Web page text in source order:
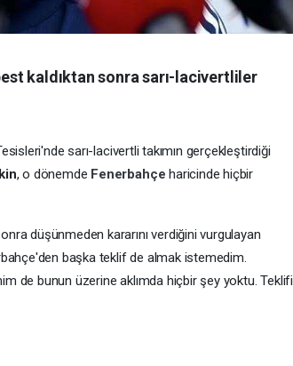
kaldıktan sonra sarı-lacivertliler
sarı-lacivertli takımın gerçekleştirdiği
, o dönemde Fenerbahçeharicinde hiçbir
düşünmeden kararını verdiğini vurgulayan
başka teklif de almak istemedim.
de bunun üzerine aklımda hiçbir şey yoktu. Teklifi